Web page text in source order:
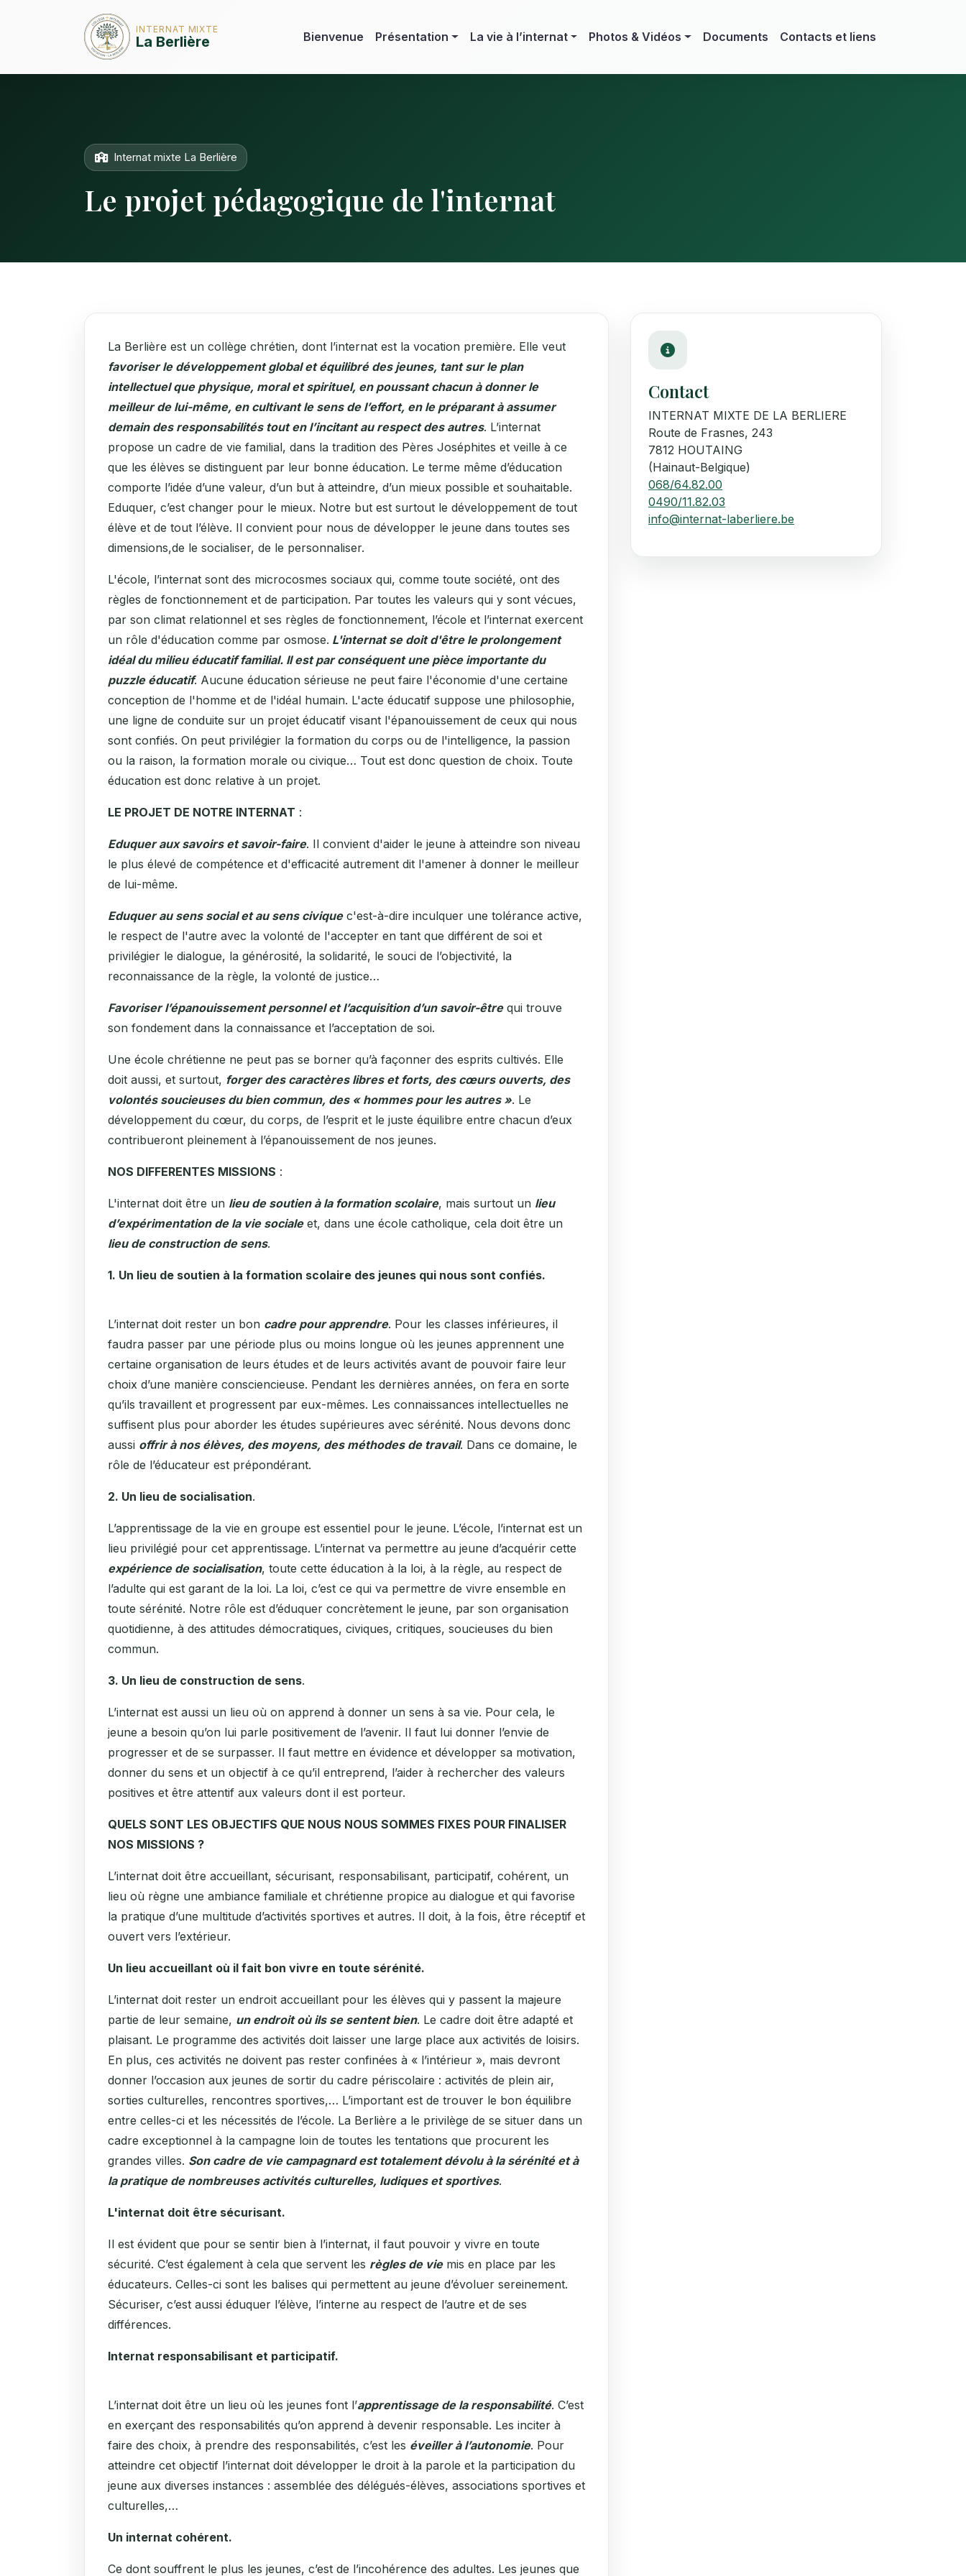
INTERNAT MIXTE
La Berlière Bienvenue Présentation La vie à l’internat Photos & Vidéos Documents Contacts et liens
Internat mixte La Berlière
Le projet pédagogique de l'internat
La Berlière est un collège chrétien, dont l’internat est la vocation première. Elle veut
favoriser le développement global et équilibré des jeunes, tant sur le plan
intellectuel que physique, moral et spirituel, en poussant chacun à donner le
meilleur de lui-même, en cultivant le sens de l’effort, en le préparant à assumer
demain des responsabilités tout en l’incitant au respect des autres. L’internat
propose un cadre de vie familial, dans la tradition des Pères Joséphites et veille à ce
que les élèves se distinguent par leur bonne éducation. Le terme même d’éducation
comporte l’idée d’une valeur, d’un but à atteindre, d’un mieux possible et souhaitable.
Eduquer, c’est changer pour le mieux. Notre but est surtout le développement de tout
élève et de tout l’élève. Il convient pour nous de développer le jeune dans toutes ses
dimensions,de le socialiser, de le personnaliser.
L'école, l’internat sont des microcosmes sociaux qui, comme toute société, ont des
règles de fonctionnement et de participation. Par toutes les valeurs qui y sont vécues,
par son climat relationnel et ses règles de fonctionnement, l’école et l’internat exercent
un rôle d'éducation comme par osmose. L'internat se doit d'être le prolongement
idéal du milieu éducatif familial. Il est par conséquent une pièce importante du
puzzle éducatif. Aucune éducation sérieuse ne peut faire l'économie d'une certaine
conception de l'homme et de l'idéal humain. L'acte éducatif suppose une philosophie,
une ligne de conduite sur un projet éducatif visant l'épanouissement de ceux qui nous
sont confiés. On peut privilégier la formation du corps ou de l'intelligence, la passion
ou la raison, la formation morale ou civique… Tout est donc question de choix. Toute
éducation est donc relative à un projet.
LE PROJET DE NOTRE INTERNAT :
Eduquer aux savoirs et savoir-faire. Il convient d'aider le jeune à atteindre son niveau
le plus élevé de compétence et d'efficacité autrement dit l'amener à donner le meilleur
de lui-même.
Eduquer au sens social et au sens civiquec'est-à-dire inculquer une tolérance active,
le respect de l'autre avec la volonté de l'accepter en tant que différent de soi et
privilégier le dialogue, la générosité, la solidarité, le souci de l’objectivité, la
reconnaissance de la règle, la volonté de justice…
Favoriser l’épanouissement personnel et l’acquisition d’un savoir-êtrequi trouve
son fondement dans la connaissance et l’acceptation de soi.
Une école chrétienne ne peut pas se borner qu’à façonner des esprits cultivés. Elle
doit aussi, et surtout, forger des caractères libres et forts, des cœurs ouverts, des
volontés soucieuses du bien commun, des « hommes pour les autres ». Le
développement du cœur, du corps, de l’esprit et le juste équilibre entre chacun d’eux
contribueront pleinement à l’épanouissement de nos jeunes.
NOS DIFFERENTES MISSIONS :
L'internat doit être un lieu de soutien à la formation scolaire, mais surtout un lieu
d’expérimentation de la vie socialeet, dans une école catholique, cela doit être un
lieu de construction de sens.
1. Un lieu de soutien à la formation scolaire des jeunes qui nous sont confiés.
L’internat doit rester un bon cadre pour apprendre. Pour les classes inférieures, il
faudra passer par une période plus ou moins longue où les jeunes apprennent une
certaine organisation de leurs études et de leurs activités avant de pouvoir faire leur
choix d’une manière consciencieuse. Pendant les dernières années, on fera en sorte
qu’ils travaillent et progressent par eux-mêmes. Les connaissances intellectuelles ne
suffisent plus pour aborder les études supérieures avec sérénité. Nous devons donc
aussi offrir à nos élèves, des moyens, des méthodes de travail. Dans ce domaine, le
rôle de l’éducateur est prépondérant.
2. Un lieu de socialisation.
L’apprentissage de la vie en groupe est essentiel pour le jeune. L’école, l’internat est un
lieu privilégié pour cet apprentissage. L’internat va permettre au jeune d’acquérir cette
expérience de socialisation, toute cette éducation à la loi, à la règle, au respect de
l’adulte qui est garant de la loi. La loi, c’est ce qui va permettre de vivre ensemble en
toute sérénité. Notre rôle est d’éduquer concrètement le jeune, par son organisation
quotidienne, à des attitudes démocratiques, civiques, critiques, soucieuses du bien
commun.
3. Un lieu de construction de sens.
L’internat est aussi un lieu où on apprend à donner un sens à sa vie. Pour cela, le
jeune a besoin qu’on lui parle positivement de l’avenir. Il faut lui donner l’envie de
progresser et de se surpasser. Il faut mettre en évidence et développer sa motivation,
donner du sens et un objectif à ce qu’il entreprend, l’aider à rechercher des valeurs
positives et être attentif aux valeurs dont il est porteur.
QUELS SONT LES OBJECTIFS QUE NOUS NOUS SOMMES FIXES POUR FINALISER
NOS MISSIONS ?
L’internat doit être accueillant, sécurisant, responsabilisant, participatif, cohérent, un
lieu où règne une ambiance familiale et chrétienne propice au dialogue et qui favorise
la pratique d’une multitude d’activités sportives et autres. Il doit, à la fois, être réceptif et
ouvert vers l’extérieur.
Un lieu accueillant où il fait bon vivre en toute sérénité.
L’internat doit rester un endroit accueillant pour les élèves qui y passent la majeure
partie de leur semaine, un endroit où ils se sentent bien. Le cadre doit être adapté et
plaisant. Le programme des activités doit laisser une large place aux activités de loisirs.
En plus, ces activités ne doivent pas rester confinées à « l’intérieur », mais devront
donner l’occasion aux jeunes de sortir du cadre périscolaire : activités de plein air,
sorties culturelles, rencontres sportives,… L’important est de trouver le bon équilibre
entre celles-ci et les nécessités de l’école. La Berlière a le privilège de se situer dans un
cadre exceptionnel à la campagne loin de toutes les tentations que procurent les
grandes villes. Son cadre de vie campagnard est totalement dévolu à la sérénité et à
la pratique de nombreuses activités culturelles, ludiques et sportives.
L'internat doit être sécurisant.
Il est évident que pour se sentir bien à l’internat, il faut pouvoir y vivre en toute
sécurité. C’est également à cela que servent les règles de viemis en place par les
éducateurs. Celles-ci sont les balises qui permettent au jeune d’évoluer sereinement.
Sécuriser, c’est aussi éduquer l’élève, l’interne au respect de l’autre et de ses
différences.
Internat responsabilisant et participatif.
L’internat doit être un lieu où les jeunes font l’apprentissage de la responsabilité. C’est
en exerçant des responsabilités qu’on apprend à devenir responsable. Les inciter à
faire des choix, à prendre des responsabilités, c’est les éveiller à l’autonomie. Pour
atteindre cet objectif l’internat doit développer le droit à la parole et la participation du
jeune aux diverses instances : assemblée des délégués-élèves, associations sportives et
culturelles,…
Un internat cohérent.
Ce dont souffrent le plus les jeunes, c’est de l’incohérence des adultes. Les jeunes que
Contact
INTERNAT MIXTE DE LA BERLIERE
Route de Frasnes, 243
7812 HOUTAING
(Hainaut-Belgique)
068/64.82.00
0490/11.82.03
info@internat-laberliere.be